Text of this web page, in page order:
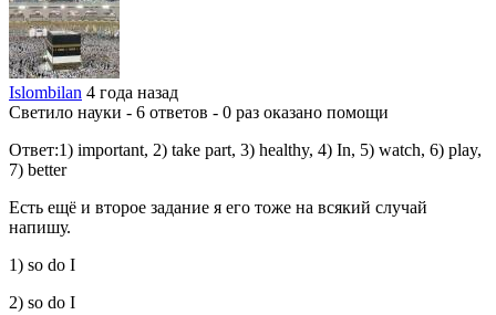
Islombilan 4 года назад
Светило науки - 6 ответов - 0 раз оказано помощи
Ответ:1) important, 2) take part, 3) healthy, 4) In, 5) watch, 6) play,
7) better
Есть ещё и второе задание я его тоже на всякий случай
напишу.
1) so do I
2) so do I